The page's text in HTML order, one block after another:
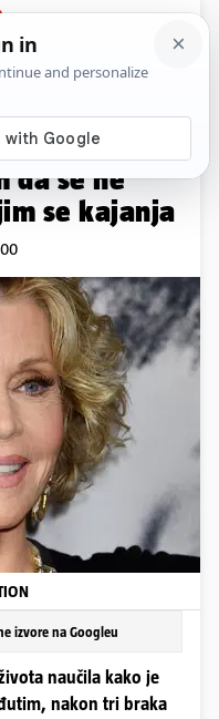
Komentari
o
da se ne
se kajanja
izvore na Googleu
naučila kako je
nakon tri braka